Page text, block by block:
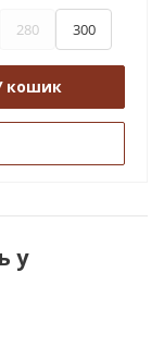
280 300
кошик
у